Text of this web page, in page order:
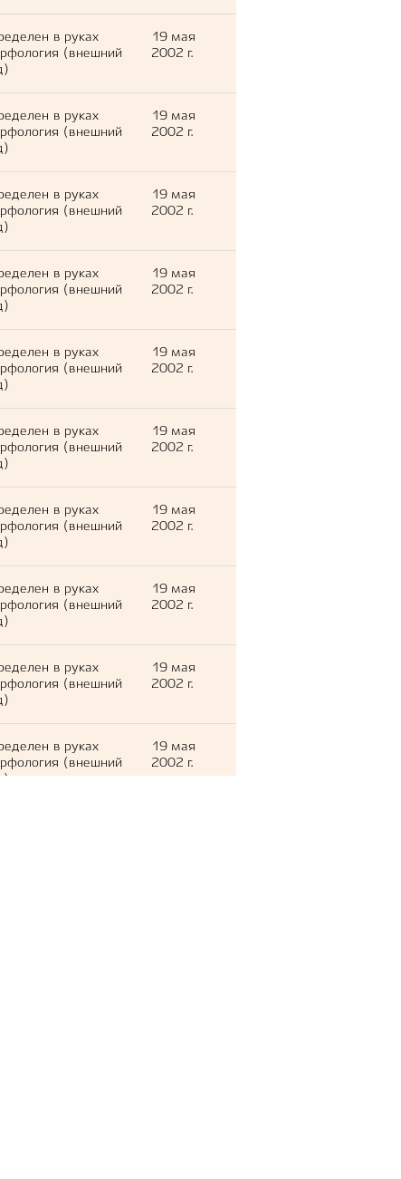
в руках
(внешний
19 мая
2002 г.
в руках
(внешний
19 мая
2002 г.
в руках
(внешний
19 мая
2002 г.
в руках
(внешний
19 мая
2002 г.
в руках
(внешний
19 мая
2002 г.
в руках
(внешний
19 мая
2002 г.
в руках
(внешний
19 мая
2002 г.
в руках
(внешний
19 мая
2002 г.
в руках
(внешний
19 мая
2002 г.
в руках
(внешний
19 мая
2002 г.